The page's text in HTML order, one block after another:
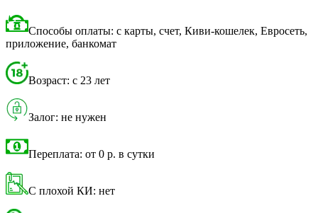
Способы оплаты: с карты, счет, Киви-кошелек, Евросеть,
приложение, банкомат
Возраст: с 23 лет
Залог: не нужен
Переплата: от 0 р. в сутки
С плохой КИ: нет